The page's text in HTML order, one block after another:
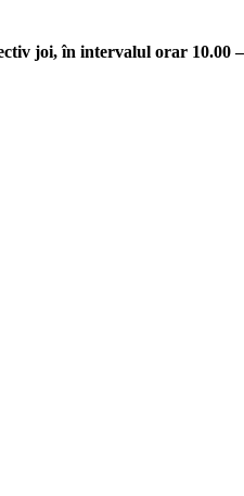
joi, în intervalul orar 10.00